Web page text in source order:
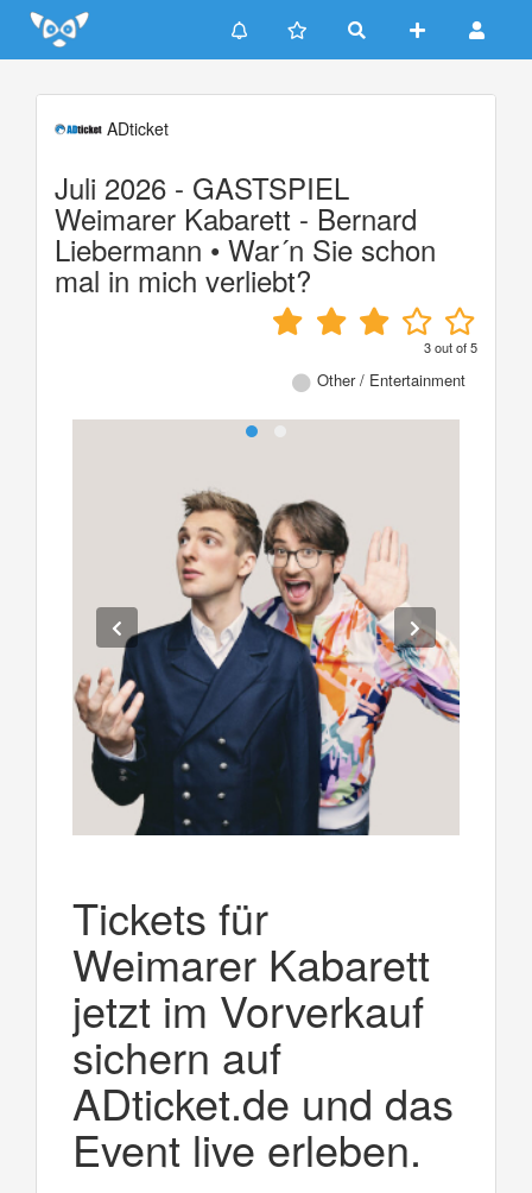
Update cookies preferences
ADticket
Juli 2026 - GASTSPIEL
Weimarer Kabarett - Bernard
Liebermann • War´n Sie schon
mal in mich verliebt?
3out of5
Other / Entertainment
Tickets für
Weimarer Kabarett
jetzt im Vorverkauf
sichern auf
ADticket.de und das
Event live erleben.